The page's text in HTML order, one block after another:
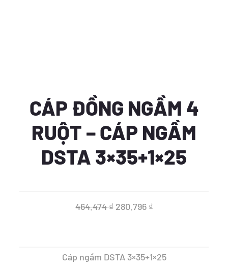
CÁP ĐỒNG NGẦM 4
RUỘT – CÁP NGẦM
DSTA 3×35+1×25
464.474₫ Giá
464.474 ₫.
280.796 ₫Giá
là:
Cáp ngầm DSTA 3×35+1×25